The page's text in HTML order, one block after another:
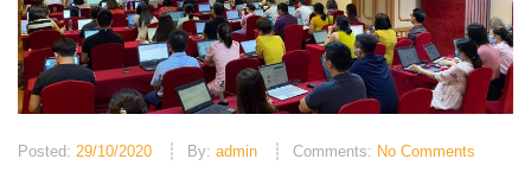
Posted: 29/10/2020 By: admin Comments: No Comments